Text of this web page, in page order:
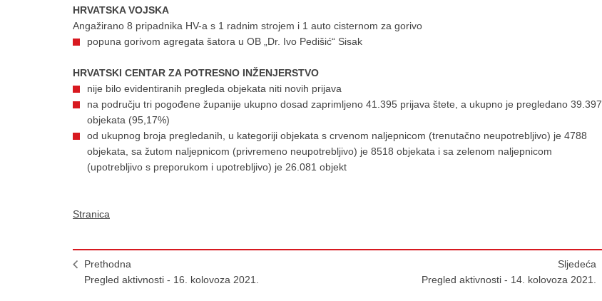
HRVATSKA VOJSKA
Angažirano 8 pripadnika HV-a s 1 radnim strojem i 1 auto cisternom za gorivo
popuna gorivom agregata šatora u OB „Dr. Ivo Pedišić“ Sisak
HRVATSKI CENTAR ZA POTRESNO INŽENJERSTVO
nije bilo evidentiranih pregleda objekata niti novih prijava
na području tri pogođene županije ukupno dosad zaprimljeno 41.395 prijava štete, a ukupno je pregledano 39.397
objekata (95,17%)
od ukupnog broja pregledanih, u kategoriji objekata s crvenom naljepnicom (trenutačno neupotrebljivo) je 4788
objekata, sa žutom naljepnicom (privremeno neupotrebljivo) je 8518 objekata i sa zelenom naljepnicom
(upotrebljivo s preporukom i upotrebljivo) je 26.081 objekt
Stranica
Prethodna
Pregled aktivnosti - 16. kolovoza 2021.
Sljedeća
Pregled aktivnosti - 14. kolovoza 2021.